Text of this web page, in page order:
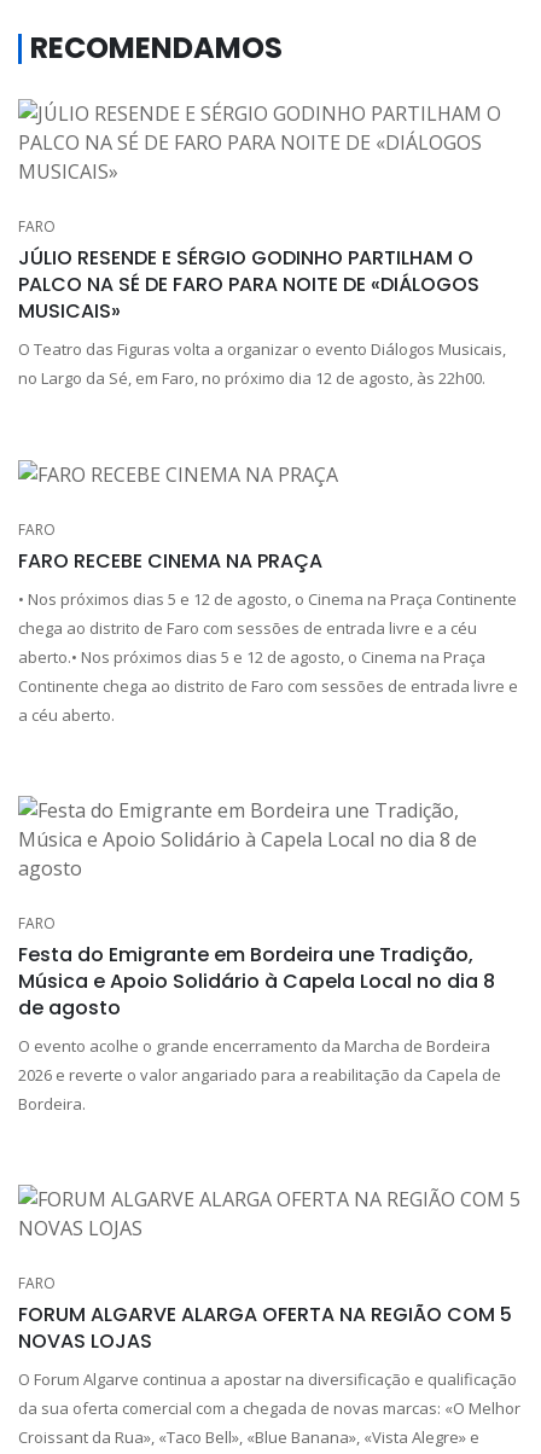
RECOMENDAMOS
FARO
JÚLIO RESENDE E SÉRGIO GODINHO PARTILHAM O
PALCO NA SÉ DE FARO PARA NOITE DE «DIÁLOGOS
MUSICAIS»
O Teatro das Figuras volta a organizar o evento Diálogos Musicais,
no Largo da Sé, em Faro, no próximo dia 12 de agosto, às 22h00.
FARO
FARO RECEBE CINEMA NA PRAÇA
• Nos próximos dias 5 e 12 de agosto, o Cinema na Praça Continente
chega ao distrito de Faro com sessões de entrada livre e a céu
aberto.• Nos próximos dias 5 e 12 de agosto, o Cinema na Praça
Continente chega ao distrito de Faro com sessões de entrada livre e
a céu aberto.
FARO
Festa do Emigrante em Bordeira une Tradição,
Música e Apoio Solidário à Capela Local no dia 8
de agosto
O evento acolhe o grande encerramento da Marcha de Bordeira
2026 e reverte o valor angariado para a reabilitação da Capela de
Bordeira.
FARO
FORUM ALGARVE ALARGA OFERTA NA REGIÃO COM 5
NOVAS LOJAS
O Forum Algarve continua a apostar na diversificação e qualificação
da sua oferta comercial com a chegada de novas marcas: «O Melhor
Croissant da Rua», «Taco Bell», «Blue Banana», «Vista Alegre» e